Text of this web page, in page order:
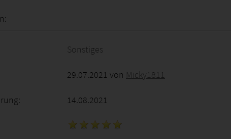
Sonstiges
29.07.2021 von Micky1811
14.08.2021